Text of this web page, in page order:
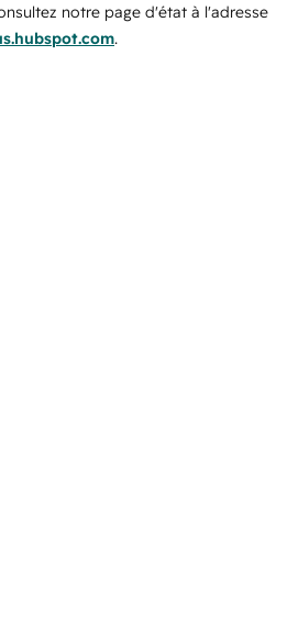
notre page d'état à l'adresse
.